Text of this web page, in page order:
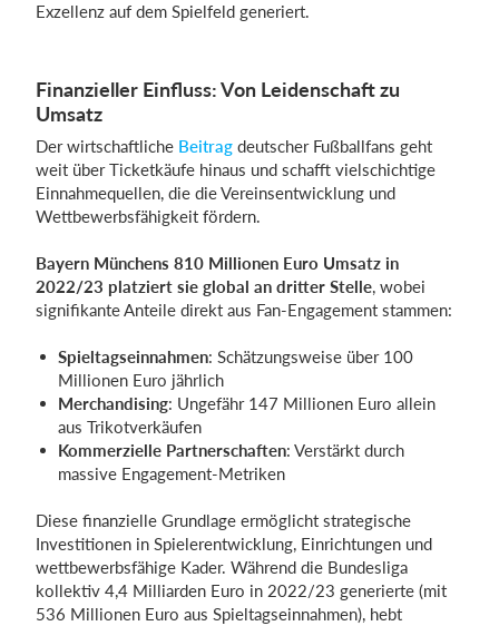
Exzellenz auf dem Spielfeld generiert.
Finanzieller Einfluss: Von Leidenschaft zu
Umsatz
Der wirtschaftliche Beitrag deutscher Fußballfans geht
weit über Ticketkäufe hinaus und schafft vielschichtige
Einnahmequellen, die die Vereinsentwicklung und
Wettbewerbsfähigkeit fördern.
Bayern Münchens 810 Millionen Euro Umsatz in
2022/23 platziert sie global an dritter Stelle, wobei
signifikante Anteile direkt aus Fan-Engagement stammen:
Spieltagseinnahmen: Schätzungsweise über 100
Millionen Euro jährlich
Merchandising: Ungefähr 147 Millionen Euro allein
aus Trikotverkäufen
Kommerzielle Partnerschaften: Verstärkt durch
massive Engagement-Metriken
Diese finanzielle Grundlage ermöglicht strategische
Investitionen in Spielerentwicklung, Einrichtungen und
wettbewerbsfähige Kader. Während die Bundesliga
kollektiv 4,4 Milliarden Euro in 2022/23 generierte (mit
536 Millionen Euro aus Spieltagseinnahmen), hebt